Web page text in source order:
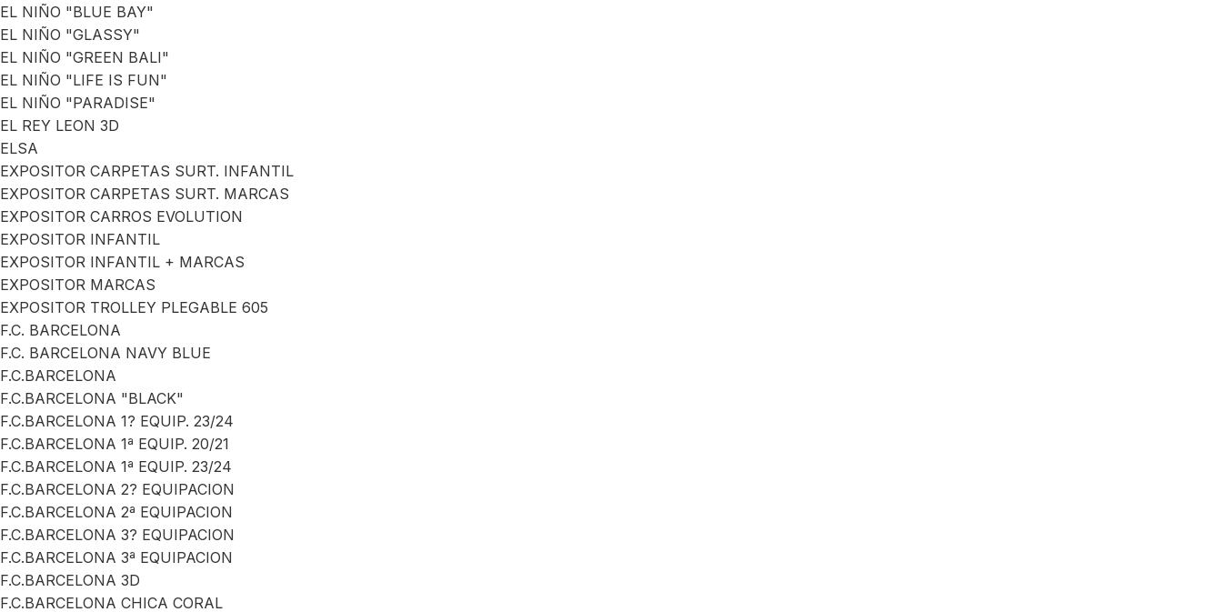
EL NIÑO "BLUE BAY"
EL NIÑO "GLASSY"
EL NIÑO "GREEN BALI"
EL NIÑO "LIFE IS FUN"
EL NIÑO "PARADISE"
EL REY LEON 3D
ELSA
EXPOSITOR CARPETAS SURT. INFANTIL
EXPOSITOR CARPETAS SURT. MARCAS
EXPOSITOR CARROS EVOLUTION
EXPOSITOR INFANTIL
EXPOSITOR INFANTIL + MARCAS
EXPOSITOR MARCAS
EXPOSITOR TROLLEY PLEGABLE 605
F.C. BARCELONA
F.C. BARCELONA NAVY BLUE
F.C.BARCELONA
F.C.BARCELONA "BLACK"
F.C.BARCELONA 1? EQUIP. 23/24
F.C.BARCELONA 1ª EQUIP. 20/21
F.C.BARCELONA 1ª EQUIP. 23/24
F.C.BARCELONA 2? EQUIPACION
F.C.BARCELONA 2ª EQUIPACION
F.C.BARCELONA 3? EQUIPACION
F.C.BARCELONA 3ª EQUIPACION
F.C.BARCELONA 3D
F.C.BARCELONA CHICA CORAL